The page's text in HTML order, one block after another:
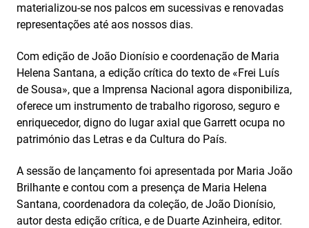
materializou-se nos palcos em sucessivas e renovadas
representações até aos nossos dias.
Com edição de João Dionísio e coordenação de Maria
Helena Santana, a edição crítica do texto de «Frei Luís
de Sousa», que a Imprensa Nacional agora disponibiliza,
oferece um instrumento de trabalho rigoroso, seguro e
enriquecedor, digno do lugar axial que Garrett ocupa no
património das Letras e da Cultura do País.
A sessão de lançamento foi apresentada por Maria João
Brilhante e contou com a presença de Maria Helena
Santana, coordenadora da coleção, de João Dionísio,
autor desta edição crítica, e de Duarte Azinheira, editor.